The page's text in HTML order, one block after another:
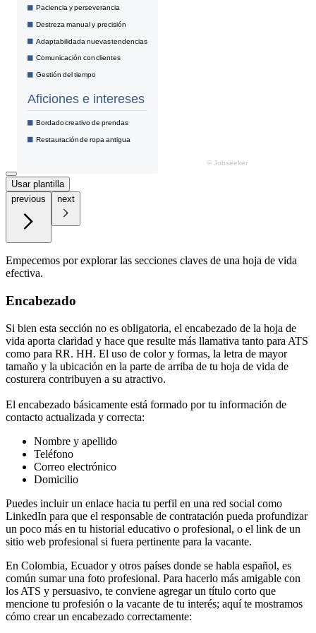
Usar plantilla
previous
next
Empecemos por explorar las secciones claves de una hoja de vida
efectiva.
Encabezado
Si bien esta sección no es obligatoria, el encabezado de la hoja de
vida aporta claridad y hace que resulte más llamativa tanto para ATS
como para RR. HH. El uso de color y formas, la letra de mayor
tamaño y la ubicación en la parte de arriba de tu hoja de vida de
costurera contribuyen a su atractivo.
El encabezado básicamente está formado por tu información de
contacto actualizada y correcta:
Nombre y apellido
Teléfono
Correo electrónico
Domicilio
Puedes incluir un enlace hacia tu perfil en una red social como
LinkedIn para que el responsable de contratación pueda profundizar
un poco más en tu historial educativo o profesional, o el link de un
sitio web profesional si fuera pertinente para la vacante.
En Colombia, Ecuador y otros países donde se habla español, es
común sumar una foto profesional. Para hacerlo más amigable con
los ATS y persuasivo, te conviene agregar un título corto que
mencione tu profesión o la vacante de tu interés; aquí te mostramos
cómo crear un encabezado correctamente: